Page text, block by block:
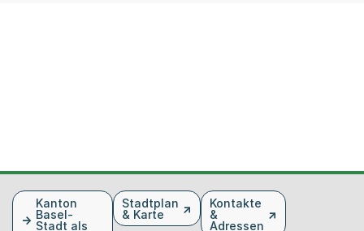
FusszeileKanton
Basel-
Stadt als
Stadtplan
& Karte
Kontakte
&
Adressen